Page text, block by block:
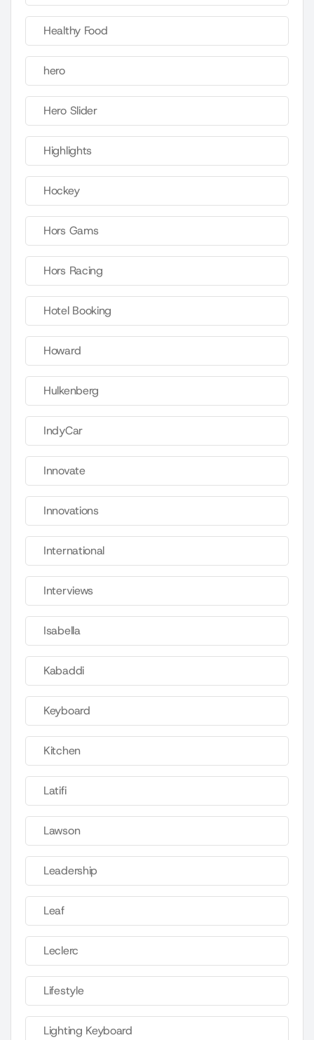
Healthy Food
hero
Hero Slider
Highlights
Hockey
Hors Gams
Hors Racing
Hotel Booking
Howard
Hulkenberg
IndyCar
Innovate
Innovations
International
Interviews
Isabella
Kabaddi
Keyboard
Kitchen
Latifi
Lawson
Leadership
Leaf
Leclerc
Lifestyle
Lighting Keyboard